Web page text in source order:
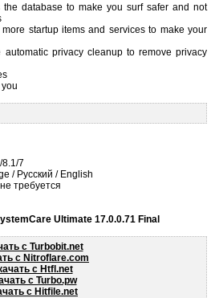
database to make you surf safer and not
startup items and services to make your
privacy cleanup to remove privacy
7
/ Русский / English
требуется
Ultimate 17.0.0.71 Final
с Turbobit.net
с Nitroflare.com
с Htfl.net
с Turbo.pw
с Hitfile.net